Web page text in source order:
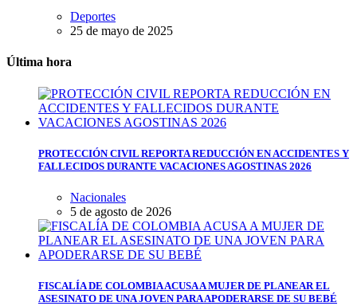
Deportes
25 de mayo de 2025
Última hora
PROTECCIÓN CIVIL REPORTA REDUCCIÓN EN ACCIDENTES Y
FALLECIDOS DURANTE VACACIONES AGOSTINAS 2026
Nacionales
5 de agosto de 2026
FISCALÍA DE COLOMBIA ACUSA A MUJER DE PLANEAR EL
ASESINATO DE UNA JOVEN PARA APODERARSE DE SU BEBÉ